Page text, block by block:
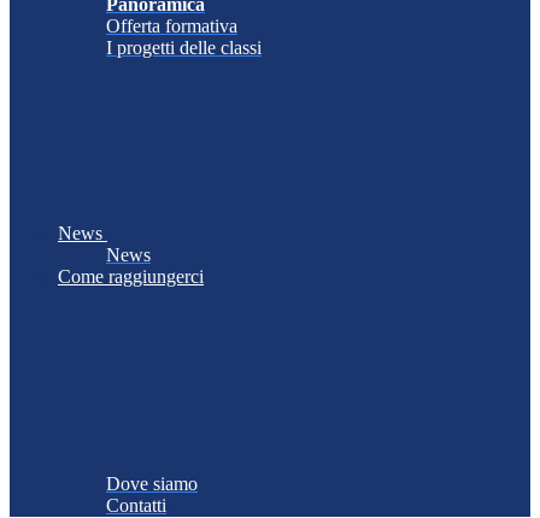
Panoramica
Offerta formativa
I progetti delle classi
News
News
Come raggiungerci
Dove siamo
Contatti